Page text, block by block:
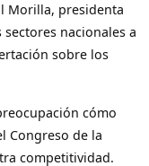
Morilla, presidenta
nacionales a
sobre los
cómo
Congreso de la
competitividad.